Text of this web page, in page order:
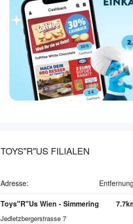
TOYS"R"US FILIALEN
Adresse:
Toys"R"Us Wien - Simmering
Jedletzbergerstrasse 7